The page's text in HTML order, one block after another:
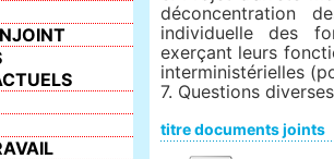
déconcentration
individuelle des
exerçant leurs
interministérielles
7. Questions
titre documents joints